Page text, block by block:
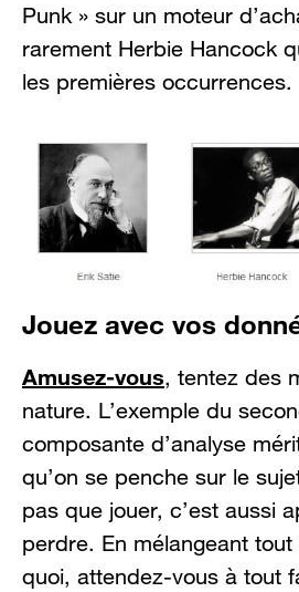
Punk » sur un moteur
rarement Herbie Hancock
les premières occurrences.
Jouez avec vos
Amusez-vous, tentez des
nature. L’exemple du
composante d’analyse
qu’on se penche sur le
pas que jouer, c’est aussi
perdre. En mélangeant tout
quoi, attendez-vous à tout